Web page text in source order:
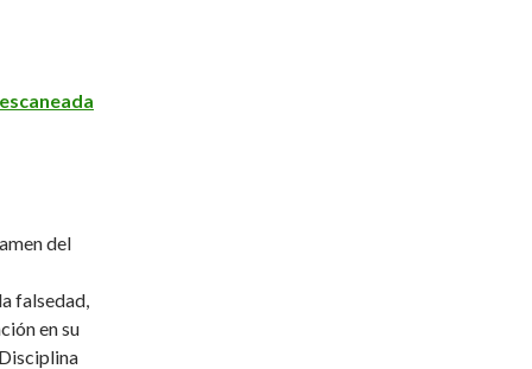
del
falsedad,
en su